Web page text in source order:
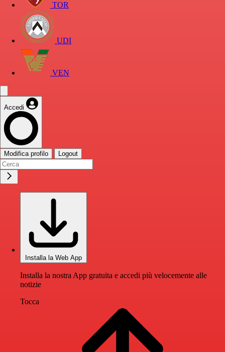
TOR
UDI
VEN
Accedi
Modifica profilo Logout
Installa la Web App
Installa la nostra App gratuita e accedi più velocemente alle
notizie
Tocca